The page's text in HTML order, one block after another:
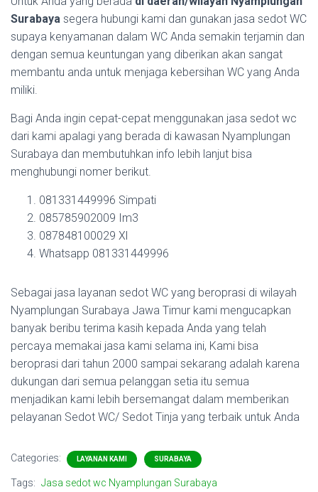
Surabaya segera hubungi kami dan gunakan jasa sedot WC
supaya kenyamanan dalam WC Anda semakin terjamin dan
dengan semua keuntungan yang diberikan akan sangat
membantu anda untuk menjaga kebersihan WC yang Anda
miliki.
Bagi Anda ingin cepat-cepat menggunakan jasa sedot wc
dari kami apalagi yang berada di kawasan Nyamplungan
Surabaya dan membutuhkan info lebih lanjut bisa
menghubungi nomer berikut.
081331449996 Simpati
085785902009 Im3
087848100029 Xl
Whatsapp 081331449996
Sebagai jasa layanan sedot WC yang beroprasi di wilayah
Nyamplungan Surabaya Jawa Timur kami mengucapkan
banyak beribu terima kasih kepada Anda yang telah
percaya memakai jasa kami selama ini, Kami bisa
beroprasi dari tahun 2000 sampai sekarang adalah karena
dukungan dari semua pelanggan setia itu semua
menjadikan kami lebih bersemangat dalam memberikan
pelayanan Sedot WC/ Sedot Tinja yang terbaik untuk Anda
Categories: LAYANAN KAMI SURABAYA
Tags: Jasa sedot wc Nyamplungan Surabaya